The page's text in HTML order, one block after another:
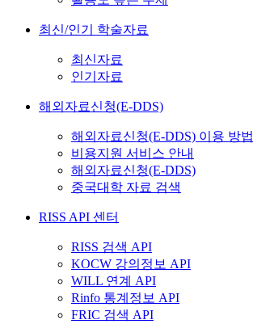
최신/인기 학술자료
최신자료
인기자료
해외자료신청(E-DDS)
해외자료신청(E-DDS) 이용 방법
비용지원 서비스 안내
해외자료신청(E-DDS)
중국대학 자료 검색
RISS API 센터
RISS 검색 API
KOCW 강의정보 API
WILL 연계 API
Rinfo 통계정보 API
FRIC 검색 API